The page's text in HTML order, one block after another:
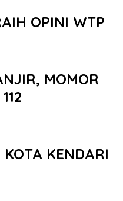
OPINI WTP
MOMOR
KENDARI